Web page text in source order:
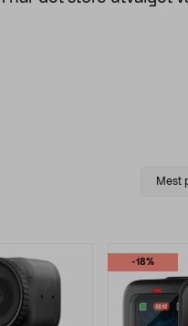
Select
Mest
-18%